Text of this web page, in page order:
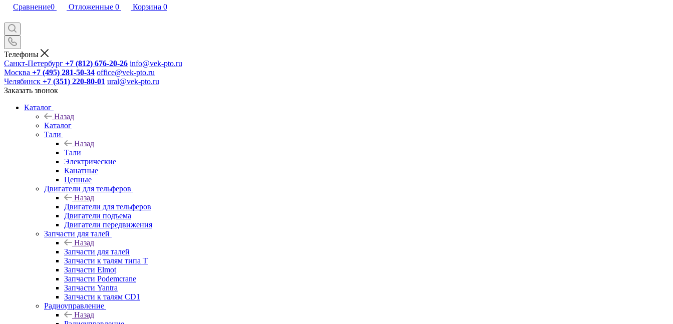
Сравнение0 Отложенные 0 Корзина 0
Телефоны
Санкт-Петербург +7 (812) 676-20-26 info@vek-pto.ru
Москва +7 (495) 281-50-34 office@vek-pto.ru
Челябинск +7 (351) 220-80-01 ural@vek-pto.ru
Заказать звонок
Каталог
Назад
Каталог
Тали
Назад
Тали
Электрические
Канатные
Цепные
Двигатели для тельферов
Назад
Двигатели для тельферов
Двигатели подъема
Двигатели передвижения
Запчасти для талей
Назад
Запчасти для талей
Запчасти к талям типа Т
Запчасти Elmot
Запчасти Podemcrane
Запчасти Yantra
Запчасти к талям CD1
Радиоуправление
Назад